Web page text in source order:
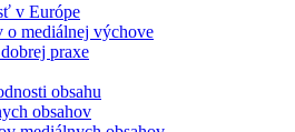
v Európe
o mediálnej výchove
praxe
obsahu
obsahov